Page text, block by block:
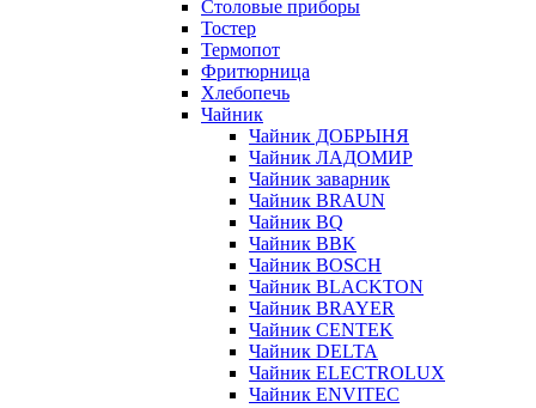
Столовые приборы
Тостер
Термопот
Фритюрница
Хлебопечь
Чайник
Чайник ДОБРЫНЯ
Чайник ЛАДОМИР
Чайник заварник
Чайник BRAUN
Чайник BQ
Чайник BBK
Чайник BOSCH
Чайник BLACKTON
Чайник BRAYER
Чайник CENTEK
Чайник DELTA
Чайник ELECTROLUX
Чайник ENVITEC